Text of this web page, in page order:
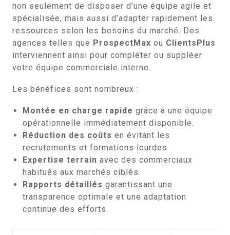
non seulement de disposer d’une équipe agile et
spécialisée, mais aussi d’adapter rapidement les
ressources selon les besoins du marché. Des
agences telles que ProspectMax ou ClientsPlus
interviennent ainsi pour compléter ou suppléer
votre équipe commerciale interne.
Les bénéfices sont nombreux :
Montée en charge rapide grâce à une équipe
opérationnelle immédiatement disponible.
Réduction des coûts en évitant les
recrutements et formations lourdes.
Expertise terrain avec des commerciaux
habitués aux marchés ciblés.
Rapports détaillés garantissant une
transparence optimale et une adaptation
continue des efforts.